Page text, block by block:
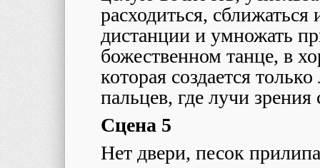
расходиться,
дистанции и умножать
божественном танце, в
которая создается
пальцев, где лучи
Сцена 5
Нет двери, песок